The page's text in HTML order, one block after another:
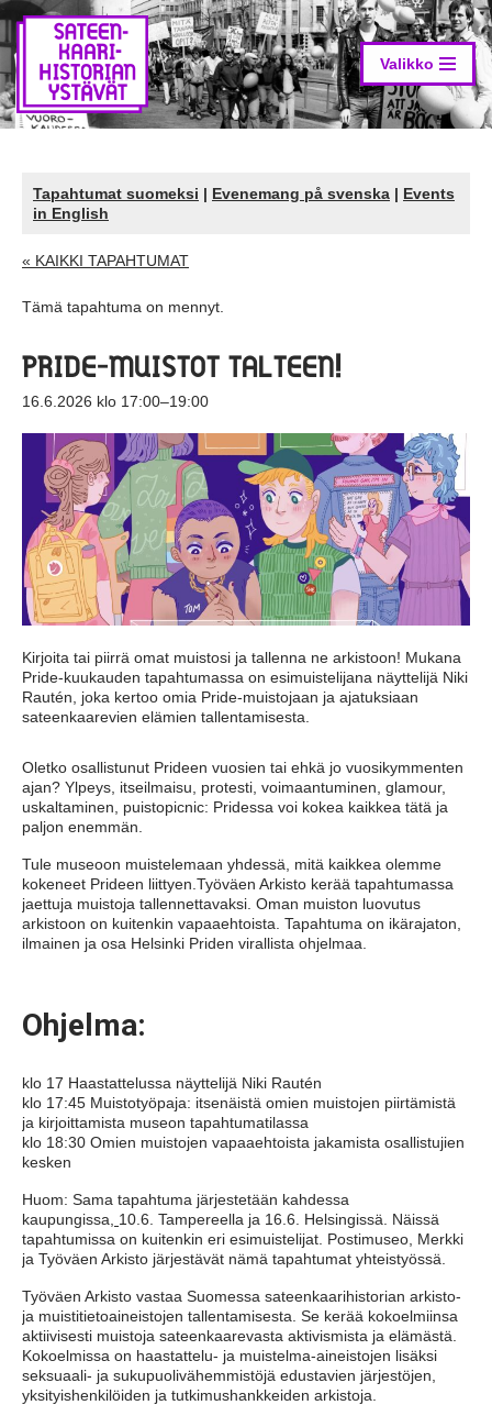
Siirry
suoraan
sisältöön
Valikko
Tapahtumat suomeksi | Evenemang på svenska | Events
in English
« KAIKKI TAPAHTUMAT
Tämä tapahtuma on mennyt.
PRIDE-MUISTOT TALTEEN!
16.6.2026 klo 17:00–19:00
Kirjoita tai piirrä omat muistosi ja tallenna ne arkistoon! Mukana
Pride-kuukauden tapahtumassa on esimuistelijana näyttelijä Niki
Rautén, joka kertoo omia Pride-muistojaan ja ajatuksiaan
sateenkaarevien elämien tallentamisesta.
Oletko osallistunut Prideen vuosien tai ehkä jo vuosikymmenten
ajan? Ylpeys, itseilmaisu, protesti, voimaantuminen, glamour,
uskaltaminen, puistopicnic: Pridessa voi kokea kaikkea tätä ja
paljon enemmän.
Tule museoon muistelemaan yhdessä, mitä kaikkea olemme
kokeneet Prideen liittyen.Työväen Arkisto kerää tapahtumassa
jaettuja muistoja tallennettavaksi. Oman muiston luovutus
arkistoon on kuitenkin vapaaehtoista. Tapahtuma on ikärajaton,
ilmainen ja osa Helsinki Priden virallista ohjelmaa.
Ohjelma:
klo 17 Haastattelussa näyttelijä Niki Rautén
klo 17:45 Muistotyöpaja: itsenäistä omien muistojen piirtämistä
ja kirjoittamista museon tapahtumatilassa
klo 18:30 Omien muistojen vapaaehtoista jakamista osallistujien
kesken
Huom: Sama tapahtuma järjestetään kahdessa
kaupungissa,
10.6. Tampereella ja 16.6. Helsingissä. Näissä
tapahtumissa on kuitenkin eri esimuistelijat. Postimuseo, Merkki
ja Työväen Arkisto järjestävät nämä tapahtumat yhteistyössä.
Työväen Arkisto vastaa Suomessa sateenkaarihistorian arkisto-
ja muistitietoaineistojen tallentamisesta. Se kerää kokoelmiinsa
aktiivisesti muistoja sateenkaarevasta aktivismista ja elämästä.
Kokoelmissa on haastattelu- ja muistelma-aineistojen lisäksi
seksuaali- ja sukupuolivähemmistöjä edustavien järjestöjen,
yksityishenkilöiden ja tutkimushankkeiden arkistoja.